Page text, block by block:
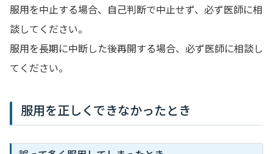
服用を中止する場合、自己判断で中止せず、必ず医師に相
談してください。
服用を長期に中断した後再開する場合、必ず医師に相談し
てください。
服用を正しくできなかったとき